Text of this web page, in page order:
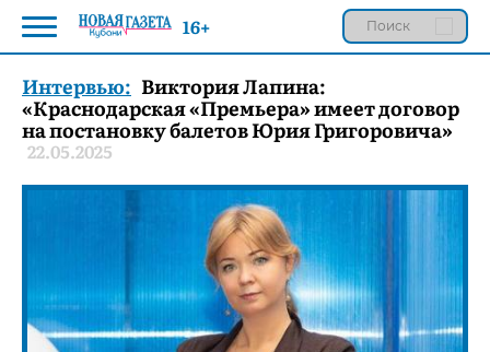
Интервью: Виктория Лапина:
«Краснодарская «Премьера» имеет договор
на постановку балетов Юрия Григоровича»
22.05.2025
16+